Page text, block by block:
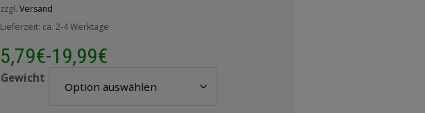
zzgl.Versand
Lieferzeit: ca. 2-4 Werktage
5,79€-19,99€
Gewicht